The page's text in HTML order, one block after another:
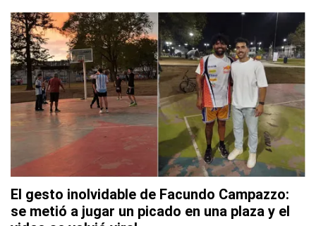
El gesto inolvidable de Facundo Campazzo:
se metió a jugar un picado en una plaza y el